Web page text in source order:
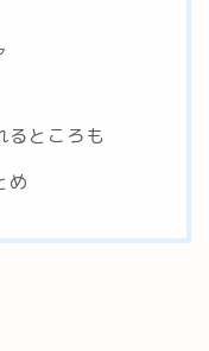
るところも
め